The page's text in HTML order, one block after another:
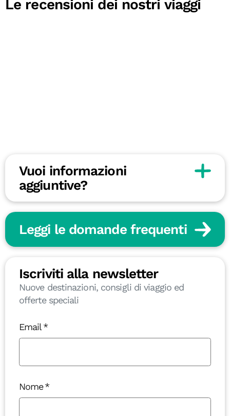
Le recensioni dei nostri viaggi
Vuoi informazioni
aggiuntive?
Leggi le domande frequenti
Iscriviti alla newsletter
Nuove destinazioni, consigli di viaggio ed
offerte speciali
Email
Nome